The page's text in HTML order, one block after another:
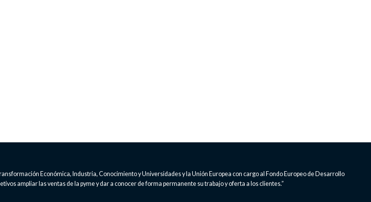
Económica, Industria, Conocimiento y Universidades y la Unión Europea con cargo al Fondo Europeo de Desarrollo
ampliar las ventas de la pyme y dar a conocer de forma permanente su trabajo y oferta a los clientes.”